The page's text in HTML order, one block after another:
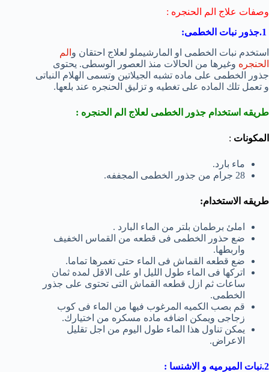
وصفات علاج الم الحنجره :
استخدم نبات الخطمى او المارشيملو لعلاج احتقان و الم
الحنجره وغيرها من الحالات منذ العصور الوسطى. يحتوى
جذور الخطمى على ماده تشبه الجيلاتين وتسمى الهلام النباتى
و تعمل تلك الماده على تغطيه و تزليق الحنجره عند بلعها.
طريقه استخدام جذور الخطمى لعلاج الم الحنجره :
المكونات :
ماء بارد.
28 جرام من جذور الخطمى المجففه.
طريقه الاستخدام:
املئ برطمان بلتر من الماء البارد .
ضع حذور الخطمى فى قطعه من القماس الخفيف
واربطها.
ضع قطعه القماش فى الماء حتى تغمرها تماما.
اتركها فى الماء طول الليل او على الاقل لمده ثمان
ساعات ثم ازل قطعه القماش التى تحتوى على جذور
الخطمى.
قم بصب الكميه المرغوب فيها من الماء فى كوب
زجاجى ويمكن اضافه ماده مسكره من اختيارك.
يمكن تناول هذا الماء طول اليوم من اجل تقليل
الاعراض.
2.نبات الميرميه و الاشنسا :